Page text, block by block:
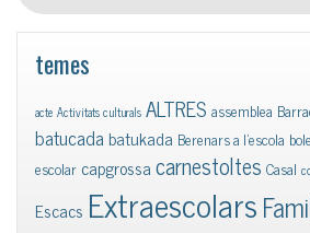
temes
acte Activitats culturals ALTRES assemblea
batucadabatukada Berenars a l'escola
escolar capgrossacarnestoltes Casal
Escacs Extraescolars